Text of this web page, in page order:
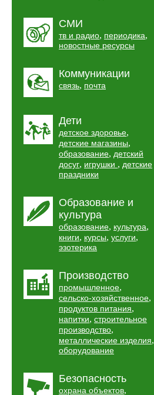
СМИ
тв и радио, периодика,
новостные ресурсы
Коммуникации
связь, почта
Дети
детское здоровье,
детские магазины,
образование, детский
досуг, игрушки , детские
праздники
Образование и
культура
образование, культура,
книги, курсы, услуги,
эзотерика
Производство
промышленное,
сельско-хозяйственное,
продуктов питания,
напитки, строительное
производство,
металлические изделия,
оборудование
Безопасность
охрана объектов,